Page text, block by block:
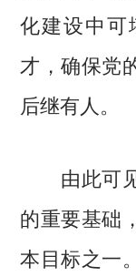
化建设中可
才，确保党
后继有人。
由此可见
的重要基础
本目标之一